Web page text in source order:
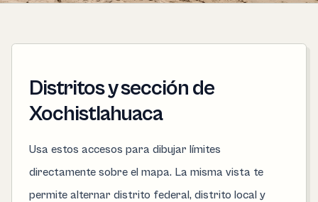
Distritos y sección de
Xochistlahuaca
Usa estos accesos para dibujar límites
directamente sobre el mapa. La misma vista te
permite alternar distrito federal, distrito local y